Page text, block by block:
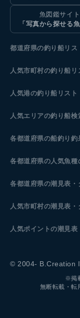
魚図鑑サイト
「写真から探せる魚
都道府県の釣り船リス
人気市町村の釣り船リ
人気港の釣り船リスト
人気エリアの釣り船検
各都道府県の船釣り釣
各都道府県の人気魚種
各都道府県の潮見表
人気市町村の潮見表・
人気ポイントの潮見
© 2004- B.Creation
※掲
無断転載・転